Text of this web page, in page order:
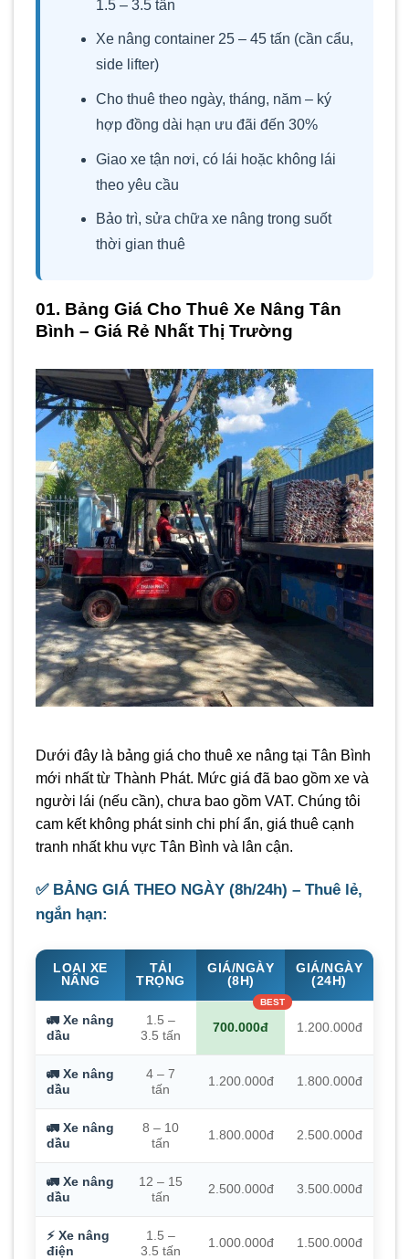
1.5 – 3.5 tấn
Xe nâng container 25 – 45 tấn (cần cẩu,
side lifter)
Cho thuê theo ngày, tháng, năm – ký
hợp đồng dài hạn ưu đãi đến 30%
Giao xe tận nơi, có lái hoặc không lái
theo yêu cầu
Bảo trì, sửa chữa xe nâng trong suốt
thời gian thuê
01. Bảng Giá Cho Thuê Xe Nâng Tân
Bình – Giá Rẻ Nhất Thị Trường
Dưới đây là bảng giá cho thuê xe nâng tại Tân Bình
mới nhất từ Thành Phát. Mức giá đã bao gồm xe và
người lái (nếu cần), chưa bao gồm VAT. Chúng tôi
cam kết không phát sinh chi phí ẩn, giá thuê cạnh
tranh nhất khu vực Tân Bình và lân cận.
✅ BẢNG GIÁ THEO NGÀY (8h/24h) – Thuê lẻ,
ngắn hạn:
LOẠI XE
NÂNG
TẢI
TRỌNG
GIÁ/NGÀY
(8H)
GIÁ/NGÀY
(24H)
🚛 Xe nâng
dầu
1.5 –
3.5 tấn
700.000đ 1.200.000đ
🚛 Xe nâng
dầu
4 – 7
tấn
1.200.000đ 1.800.000đ
🚛 Xe nâng
dầu
8 – 10
tấn
1.800.000đ 2.500.000đ
🚛 Xe nâng
dầu
12 – 15
tấn
2.500.000đ 3.500.000đ
⚡ Xe nâng
điện
1.5 –
3.5 tấn
1.000.000đ 1.500.000đ